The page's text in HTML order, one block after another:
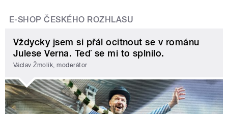
E-SHOP ČESKÉHO ROZHLASU
Vždycky jsem si přál ocitnout se v románu
Julese Verna. Teď se mi to splnilo.
Václav Žmolík, moderátor